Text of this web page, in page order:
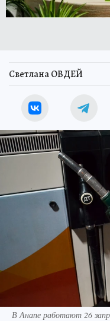
Светлана ОВДЕЙ
В Анапе работают 26